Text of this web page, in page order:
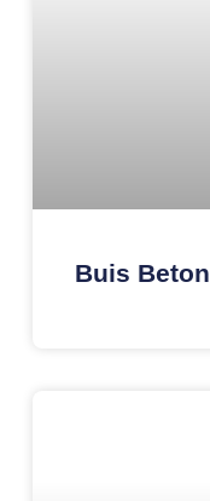
Buis Beton